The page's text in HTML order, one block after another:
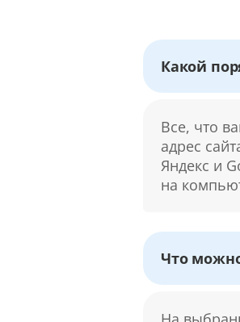
Какой
Все, что
адрес
Яндекс и
на
Что